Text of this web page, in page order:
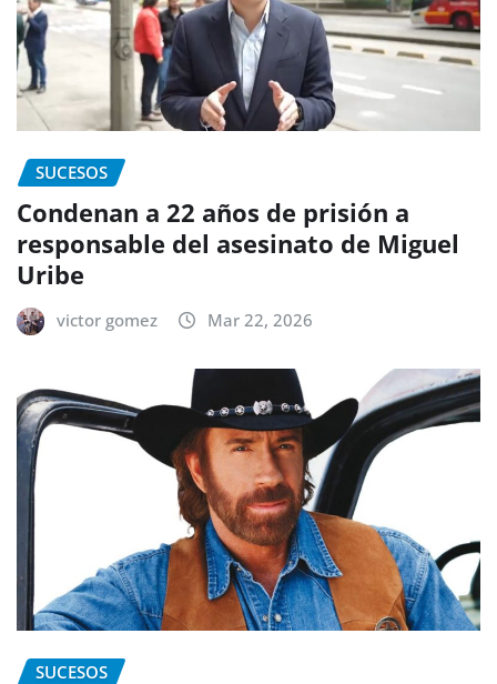
SUCESOS
Condenan a 22 años de prisión a
responsable del asesinato de Miguel
Uribe
victor gomez Mar 22, 2026
SUCESOS